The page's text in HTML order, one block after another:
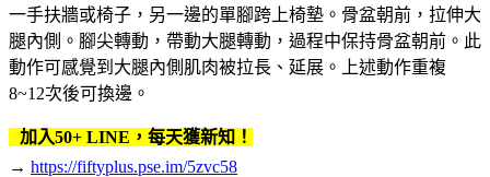
一手扶牆或椅子，另一邊的單腳跨上椅墊。骨盆朝前，拉伸大
腿內側。腳尖轉動，帶動大腿轉動，過程中保持骨盆朝前。此
動作可感覺到大腿內側肌肉被拉長、延展。上述動作重複
8~12次後可換邊。
加入50+ LINE，每天獲新知！
→ https://fiftyplus.pse.im/5zvc58